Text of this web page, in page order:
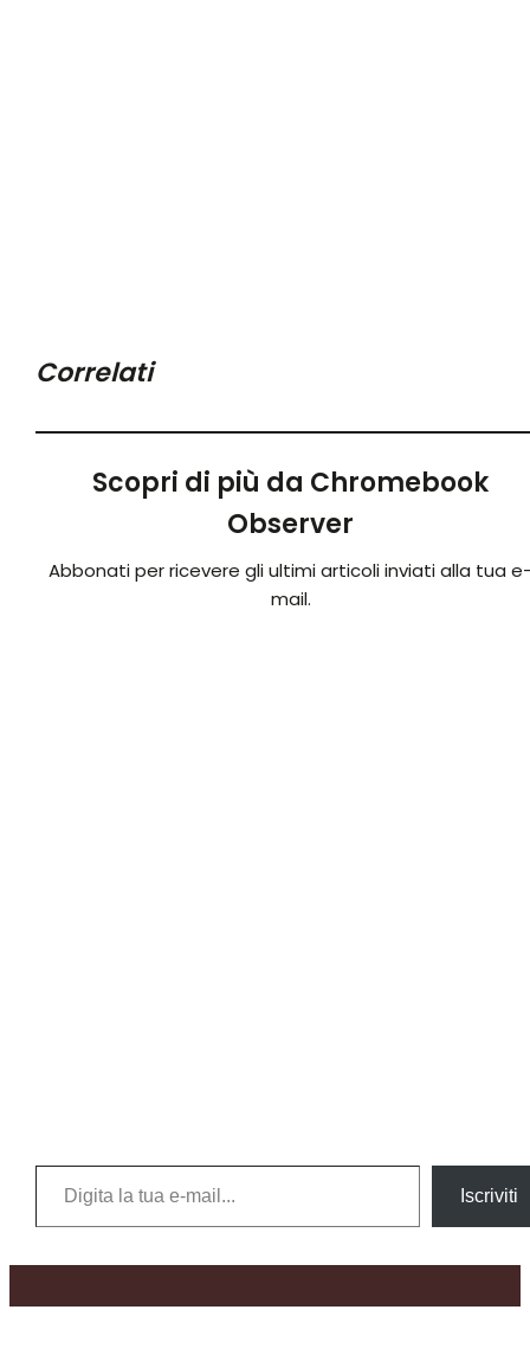
Correlati
Scopri di più da Chromebook
Observer
Abbonati per ricevere gli ultimi articoli inviati alla tua
mail.
Digita la tua e-mail...
Iscriviti